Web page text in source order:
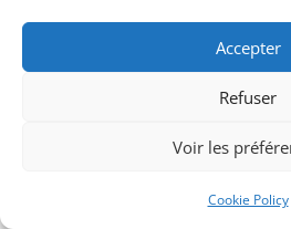
Accepter
Refuser
Voir les
Cookie Policy
Cartographier les
basés sur l'IA.
Investir dans des